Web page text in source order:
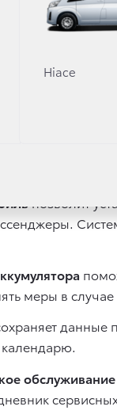
Hiace
на его объем
позволит
меры в
данные
обслуживание